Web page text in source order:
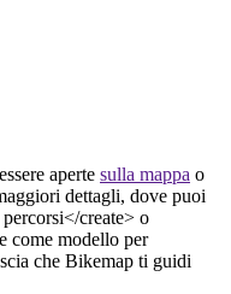
aperte sulla mappa o
dettagli, dove puoi
create> o
come modello per
che Bikemap ti guidi